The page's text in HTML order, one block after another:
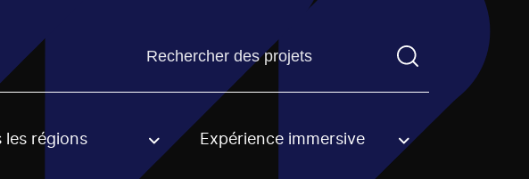
Trouvez un projetVous devez saisir un terme de
when selecting an option.
les régions Expérience immersive